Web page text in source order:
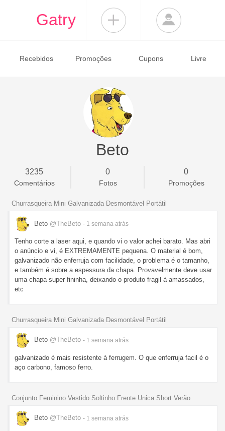
Gatry
Recebidos Promoções Cupons Livre
Beto
3235
Comentários
0
Fotos
0
Promoções
Churrasqueira Mini Galvanizada Desmontável Portátil
Beto @TheBeto - 1 semana atrás
Tenho corte a laser aqui, e quando vi o valor achei barato. Mas abri
o anúncio e vi, é EXTREMAMENTE pequena. O material é bom,
galvanizado não enferruja com facilidade, o problema é o tamanho,
e também é sobre a espessura da chapa. Provavelmente deve usar
uma chapa super fininha, deixando o produto fragil à amassados,
etc
Churrasqueira Mini Galvanizada Desmontável Portátil
Beto @TheBeto - 1 semana atrás
galvanizado é mais resistente à ferrugem. O que enferruja facil é o
aço carbono, famoso ferro.
Conjunto Feminino Vestido Soltinho Frente Unica Short Verão
Beto @TheBeto - 1 semana atrás